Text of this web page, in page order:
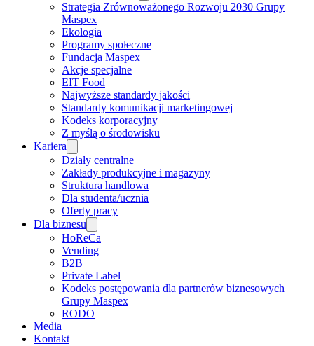
Strategia Zrównoważonego Rozwoju 2030 Grupy
Maspex
Ekologia
Programy społeczne
Fundacja Maspex
Akcje specjalne
EIT Food
Najwyższe standardy jakości
Standardy komunikacji marketingowej
Kodeks korporacyjny
Z myślą o środowisku
Kariera
Działy centralne
Zakłady produkcyjne i magazyny
Struktura handlowa
Dla studenta/ucznia
Oferty pracy
Dla biznesu
HoReCa
Vending
B2B
Private Label
Kodeks postępowania dla partnerów biznesowych
Grupy Maspex
RODO
Media
Kontakt